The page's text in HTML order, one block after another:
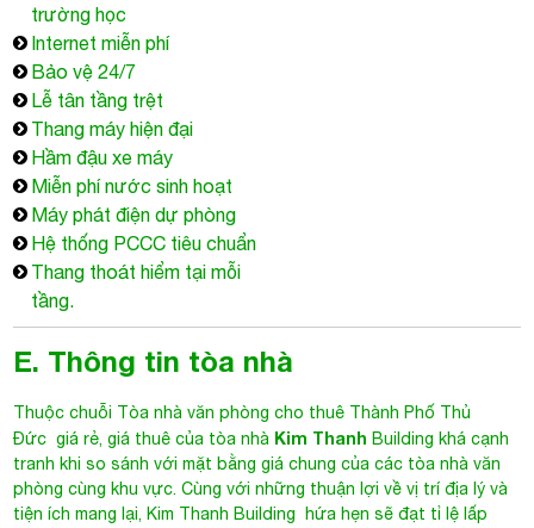
trường học
Internet miễn phí
Bảo vệ 24/7
Lễ tân tầng trệt
Thang máy hiện đại
Hầm đậu xe máy
Miễn phí nước sinh hoạt
Máy phát điện dự phòng
Hệ thống PCCC tiêu chuẩn
Thang thoát hiểm tại mỗi
tầng.
E. Thông tin tòa nhà
Thuộc chuỗi Tòa nhà văn phòng cho thuê Thành Phố Thủ
Đức giá rẻ, giá thuê của tòa nhà Kim ThanhBuilding khá cạnh
tranh khi so sánh với mặt bằng giá chung của các tòa nhà văn
phòng cùng khu vực. Cùng với những thuận lợi về vị trí địa lý và
tiện ích mang lại, Kim Thanh Building
hứa hẹn sẽ đạt tỉ lệ lấp